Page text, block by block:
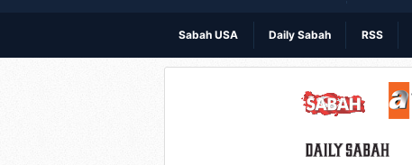
Sabah USA Daily Sabah RSS